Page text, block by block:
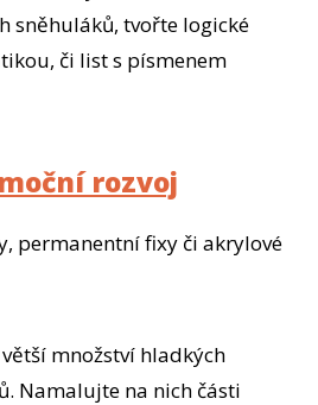
sněhuláků, tvořte logické
či list s písmenem
rozvoj
permanentní fixy či akrylové
množství hladkých
Namalujte na nich části